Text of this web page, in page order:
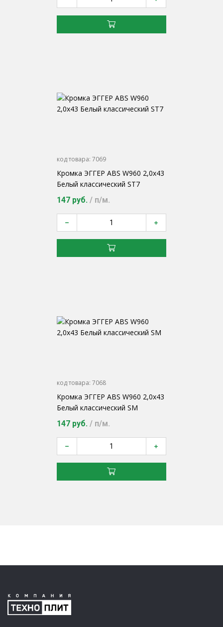
код товара: 7069
Кромка ЭГГЕР ABS W960 2,0х43
Белый классический ST7
147 руб. / п/м.
код товара: 7068
Кромка ЭГГЕР ABS W960 2,0х43
Белый классический SM
147 руб. / п/м.